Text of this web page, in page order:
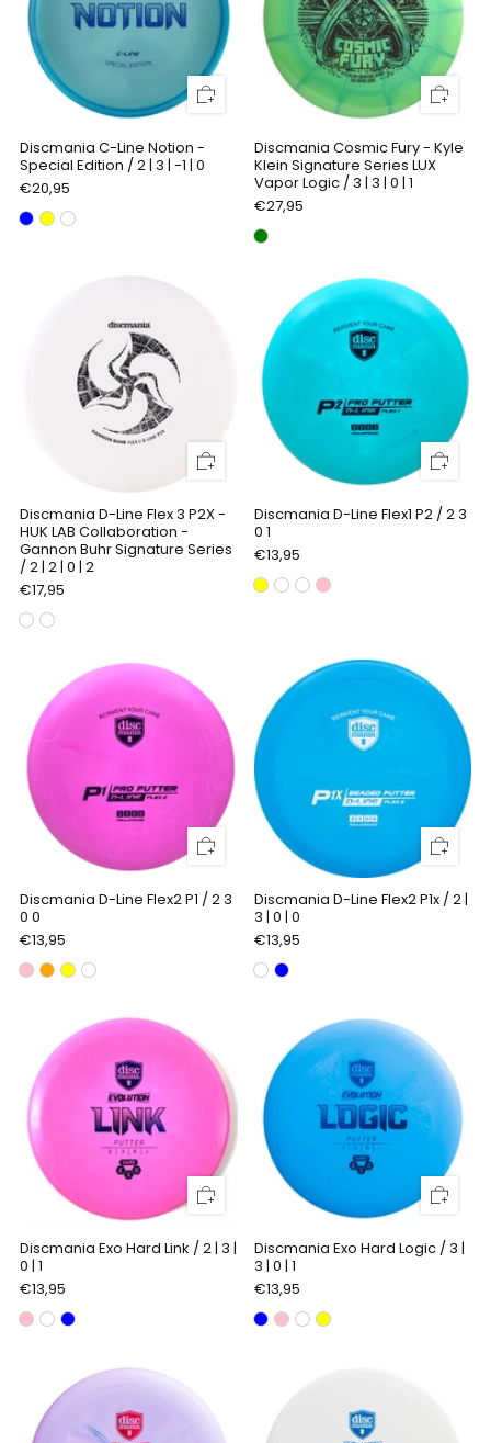
Discmania C-Line Notion -
Special Edition / 2 | 3 | -1 | 0
€20,95
Discmania Cosmic Fury - Kyle
Klein Signature Series LUX
Vapor Logic / 3 | 3 | 0 | 1
€27,95
Discmania D-Line Flex 3 P2X -
HUK LAB Collaboration -
Gannon Buhr Signature Series
/ 2 | 2 | 0 | 2
€17,95
Discmania D-Line Flex1 P2 / 2 3
0 1
€13,95
Discmania D-Line Flex2 P1 / 2 3
0 0
€13,95
Discmania D-Line Flex2 P1x / 2 |
3 | 0 | 0
€13,95
Discmania Exo Hard Link / 2 | 3 |
0 | 1
€13,95
Discmania Exo Hard Logic / 3 |
3 | 0 | 1
€13,95